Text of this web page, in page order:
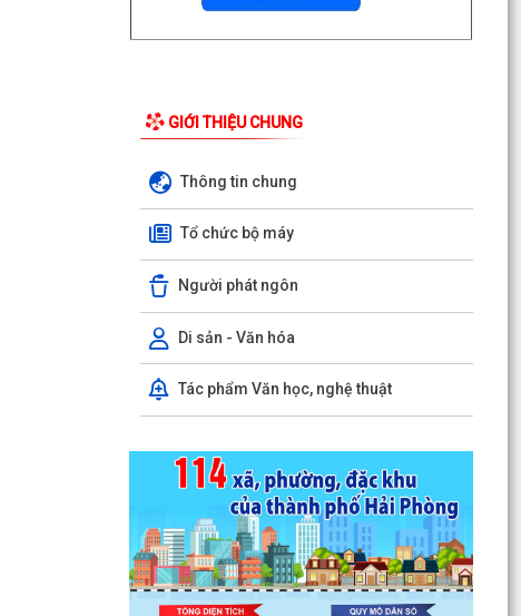
GIỚI THIỆU CHUNG
Thông tin chung
Tổ chức bộ máy
Người phát ngôn
Di sản - Văn hóa
Tác phẩm Văn học, nghệ thuật